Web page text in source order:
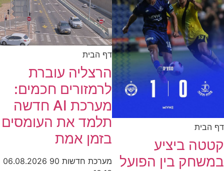
דף הבית
קטטה ביציע
במשחק בין הפועל
דף הבית
הרצליה עוברת
לרמזורים חכמים:
מערכת AI חדשה
תלמד את העומסים
בזמן אמת
מערכת חדשות 90
06.08.2026